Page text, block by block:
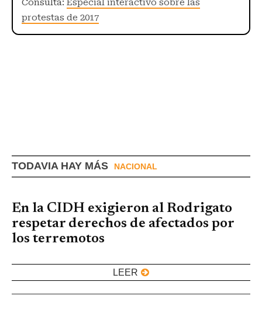
Consulta: Especial interactivo sobre las
protestas de 2017
TODAVIA HAY MÁS NACIONAL
En la CIDH exigieron al Rodrigato
respetar derechos de afectados por
los terremotos
LEER